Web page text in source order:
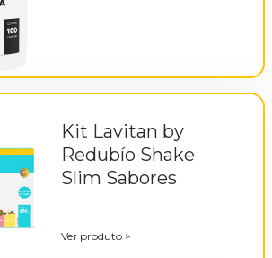
Kit Lavitan by
Redubío Shake
Slim Sabores
Ver produto >